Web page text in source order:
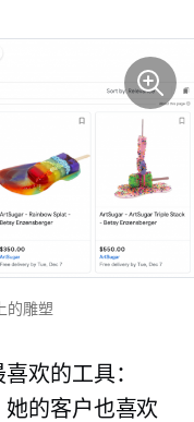
的雕塑
欢的工具：
的客户也喜欢